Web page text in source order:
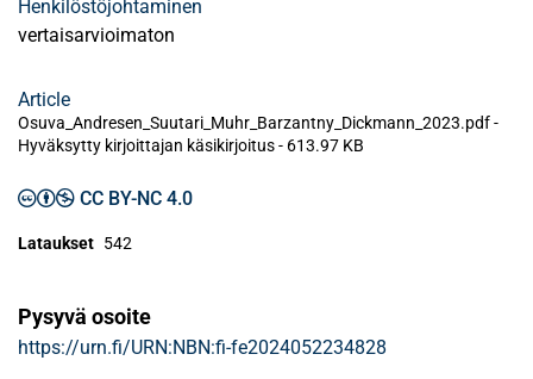
Henkilöstöjohtaminen
vertaisarvioimaton
Article
Osuva_Andresen_Suutari_Muhr_Barzantny_Dickmann_2023.pdf -
Hyväksytty kirjoittajan käsikirjoitus- 613.97 KB
CC BY-NC 4.0
Lataukset 542
Pysyvä osoite
https://urn.fi/URN:NBN:fi-fe2024052234828